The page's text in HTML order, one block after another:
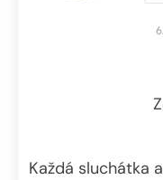
Každá sluchátka